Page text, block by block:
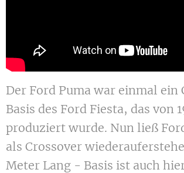
Der Ford Puma war einmal ein
Basis des Ford Fiesta, das von
produziert wurde. Nun ließ
als Crossover
Meter Lang - Basis ist auch